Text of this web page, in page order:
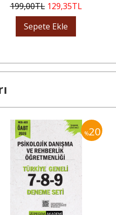
199,00TL 129,35TL
Sepete Ekle
%20